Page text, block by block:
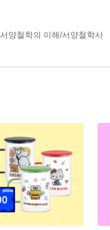
서양철학의 이해/서양철학사